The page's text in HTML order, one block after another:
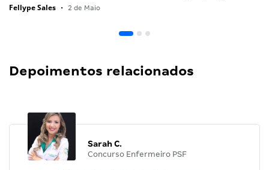
Fellype Sales • 2 de Maio
Depoimentos relacionados
Sarah C.
Concurso Enfermeiro PSF